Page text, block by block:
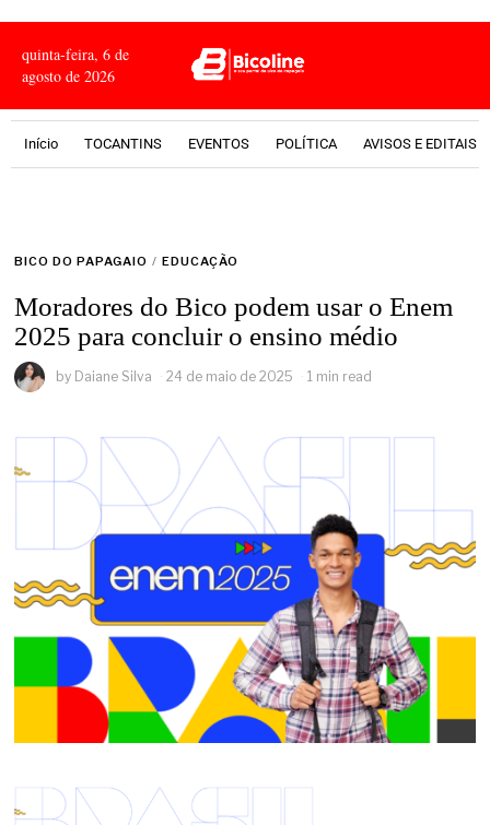
quinta-feira, 6 de
agosto de 2026
Início TOCANTINS EVENTOS POLÍTICA AVISOS E EDITAIS
BICO DO PAPAGAIO / EDUCAÇÃO
Moradores do Bico podem usar o Enem
2025 para concluir o ensino médio
by Daiane Silva 24 de maio de 2025 1 min read